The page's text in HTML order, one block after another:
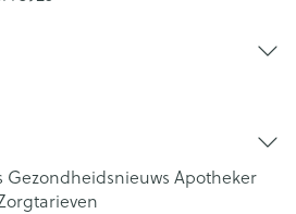
Gezondheidsnieuws Apotheker